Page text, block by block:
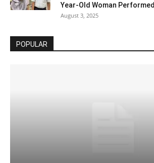
Year-Old Woman Performed
August 3, 2025
POPULAR